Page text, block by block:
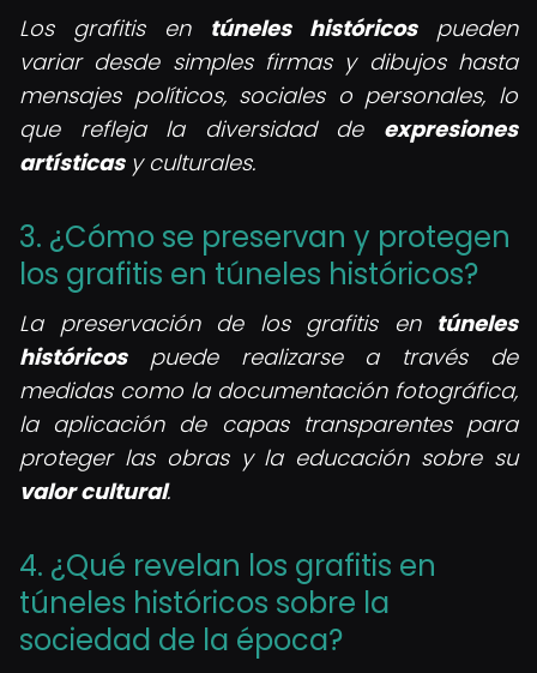
Los grafitis en túneles históricospueden
variar desde simples firmas y dibujos hasta
mensajes políticos, sociales o personales, lo
que refleja la diversidad de expresiones
artísticasy culturales.
3. ¿Cómo se preservan y protegen
los grafitis en túneles históricos?
La preservación de los grafitis en túneles
históricospuede realizarse a través de
medidas como la documentación fotográfica,
la aplicación de capas transparentes para
proteger las obras y la educación sobre su
valor cultural.
4. ¿Qué revelan los grafitis en
túneles históricos sobre la
sociedad de la época?